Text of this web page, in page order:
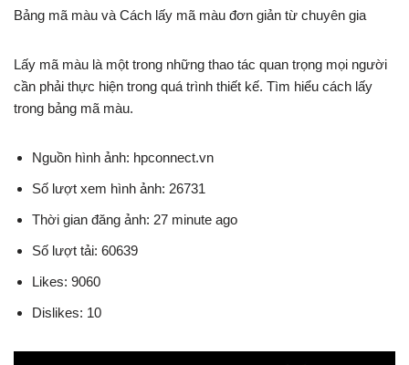
Bảng mã màu và Cách lấy mã màu đơn giản từ chuyên gia
Lấy mã màu là một trong những thao tác quan trọng mọi người
cần phải thực hiện trong quá trình thiết kế. Tìm hiểu cách lấy
trong bảng mã màu.
Nguồn hình ảnh: hpconnect.vn
Số lượt xem hình ảnh: 26731
Thời gian đăng ảnh: 27 minute ago
Số lượt tải: 60639
Likes: 9060
Dislikes: 10